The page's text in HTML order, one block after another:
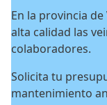
En la provincia
alta calidad las
colaboradores.
Solicita tu
mantenimiento